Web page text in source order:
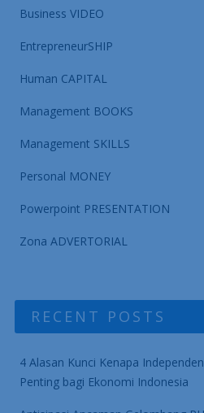
Business VIDEO
EntrepreneurSHIP
Human CAPITAL
Management BOOKS
Management SKILLS
Personal MONEY
Powerpoint PRESENTATION
Zona ADVERTORIAL
RECENT POSTS
4 Alasan Kunci Kenapa
Penting bagi Ekonomi Indonesia